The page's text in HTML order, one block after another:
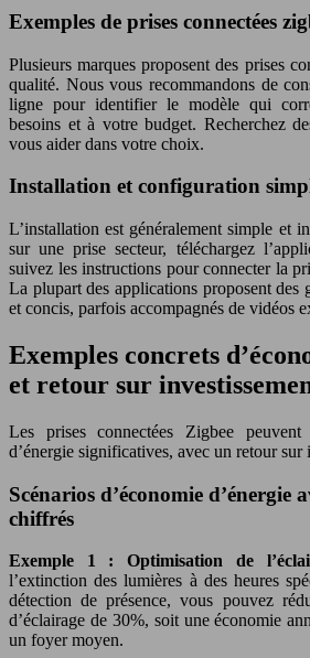
Exemples de prises connectées
Plusieurs marques proposent des prises
qualité. Nous vous recommandons de
ligne pour identifier le modèle qui
besoins et à votre budget. Recherchez
vous aider dans votre choix.
Installation et configuration
L’installation est généralement simple et
sur une prise secteur, téléchargez
suivez les instructions pour connecter la
La plupart des applications proposent des
et concis, parfois accompagnés de vidéos
Exemples concrets
et retour sur
Les prises connectées Zigbee peuvent
d’énergie significatives, avec un retour sur
Scénarios d’économie d’énergie
chiffrés
Exemple 1 : Optimisation de
l’extinction des lumières à des heures
détection de présence, vous pouvez
d’éclairage de 30%, soit une économie
un foyer moyen.